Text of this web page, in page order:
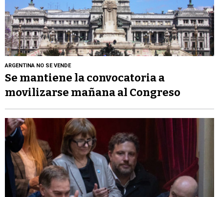
ARGENTINA NO SE VENDE
Se mantiene la convocatoria a
movilizarse mañana al Congreso